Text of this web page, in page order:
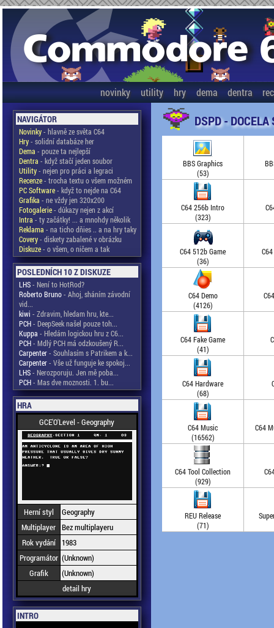
novinky utility hry dema dentra
NAVIGÁTOR
Novinky- hlavně ze světa C64
Hry- solidní databáze her
Dema - pouze ta nejlepší
Dentra - když stačí jeden soubor
Utility- nejen pro práci a legraci
Recenze- trocha textu o všem možném
PC Software- když to nejde na C64
Grafika - ne vždy jen 320x200
Fotogalerie- důkazy nejen z akcí
Intra - ty začátky! ... a mnohdy několik
Reklama - na ticho dňies .. a na hry taky
Covery- diskety zabalené v obrázku
Diskuze- o všem, o ničem a tak
POSLEDNÍCH 10 Z DISKUZE
LHS- Není to HotRod?
Roberto Bruno- Ahoj, sháním závodní
vid...
kiwi - Zdravim, hledam hru, kte...
PCH- DeepSeek našel pouze toh...
Kuppa - Hledám logickou hru z C6...
PCH- Mdlý PCH má odzkoušený R...
Carpenter- Souhlasím s Patrikem a k...
Carpenter- Vše už funguje ke spokoj...
LHS- Nerozporuju. Jen mě poba...
PCH- Mas dve moznosti. 1. bu...
HRA
GCE'O'Level - Geography
Herní styl
Geography
Multiplayer Bez multiplayeru
Rok vydání
1983
Programátor (Unknown)
Grafik
(Unknown)
detail hry
INTRO
DSPD - DOCELA
BBS Graphics
(53)
C64 256b Intro
(323)
C64 512b Game
(36)
C64 Demo
(4126)
C64 Fake Game
(41)
C64 Hardware
(68)
C64 Music
(16562)
C64
C64 Tool Collection
(929)
REU Release
(71)